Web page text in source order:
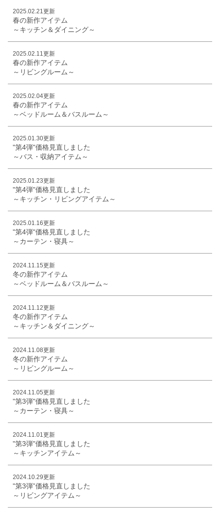
2025.02.21更新
春の新作アイテム
～キッチン＆ダイニング～
2025.02.11更新
春の新作アイテム
～リビングルーム～
2025.02.04更新
春の新作アイテム
～ベッドルーム＆バスルーム～
2025.01.30更新
"第4弾"価格見直しました
～バス・収納アイテム～
2025.01.23更新
"第4弾"価格見直しました
～キッチン・リビングアイテム～
2025.01.16更新
"第4弾"価格見直しました
～カーテン・寝具～
2024.11.15更新
冬の新作アイテム
～ベッドルーム＆バスルーム～
2024.11.12更新
冬の新作アイテム
～キッチン＆ダイニング～
2024.11.08更新
冬の新作アイテム
～リビングルーム～
2024.11.05更新
"第3弾"価格見直しました
～カーテン・寝具～
2024.11.01更新
"第3弾"価格見直しました
～キッチンアイテム～
2024.10.29更新
"第3弾”価格見直しました
～リビングアイテム～